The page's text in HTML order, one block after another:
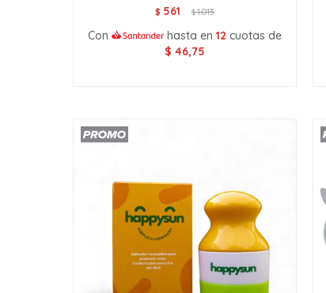
$ 561 $1.013
Con hasta en 12 cuotas de
$ 46,75